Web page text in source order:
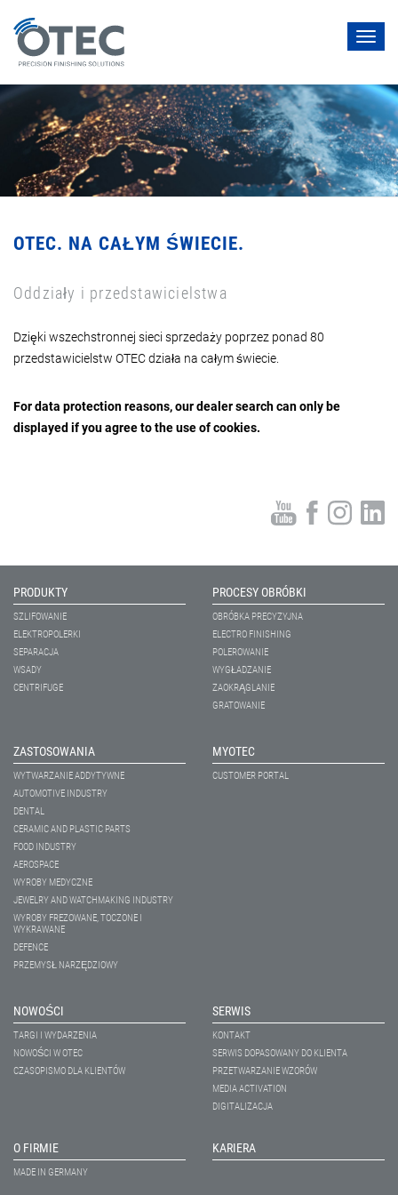
OTEC. NA CAŁYM ŚWIECIE.
Oddziały i przedstawicielstwa
Dzięki wszechstronnej sieci sprzedaży poprzez ponad 80
przedstawicielstw OTEC działa na całym świecie.
For data protection reasons, our dealer search can only be
displayed if you agree to the use of cookies.
PRODUKTY
SZLIFOWANIE
ELEKTROPOLERKI
SEPARACJA
WSADY
CENTRIFUGE
PROCESY OBRÓBKI
OBRÓBKA PRECYZYJNA
ELECTRO FINISHING
POLEROWANIE
WYGŁADZANIE
ZAOKRĄGLANIE
GRATOWANIE
ZASTOSOWANIA
WYTWARZANIE ADDYTYWNE
AUTOMOTIVE INDUSTRY
DENTAL
CERAMIC AND PLASTIC PARTS
FOOD INDUSTRY
AEROSPACE
WYROBY MEDYCZNE
JEWELRY AND WATCHMAKING INDUSTRY
WYROBY FREZOWANE, TOCZONE I
WYKRAWANE
DEFENCE
PRZEMYSŁ NARZĘDZIOWY
MYOTEC
CUSTOMER PORTAL
NOWOŚCI
TARGI I WYDARZENIA
NOWOŚCI W OTEC
CZASOPISMO DLA KLIENTÓW
SERWIS
KONTAKT
SERWIS DOPASOWANY DO KLIENTA
PRZETWARZANIE WZORÓW
MEDIA ACTIVATION
DIGITALIZACJA
O FIRMIE
MADE IN GERMANY
KARIERA